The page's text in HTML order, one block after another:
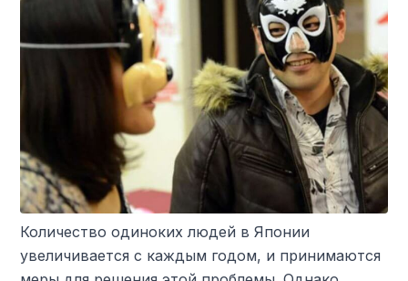
Количество одиноких людей в Японии
увеличивается с каждым годом, и принимаются